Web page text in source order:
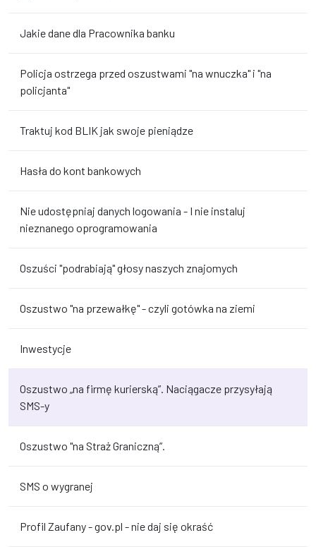
Jakie dane dla Pracownika banku
Policja ostrzega przed oszustwami "na wnuczka" i "na
policjanta"
Traktuj kod BLIK jak swoje pieniądze
Hasła do kont bankowych
Nie udostępniaj danych logowania - I nie instaluj
nieznanego oprogramowania
Oszuści "podrabiają" głosy naszych znajomych
Oszustwo "na przewałkę" - czyli gotówka na ziemi
Inwestycje
Oszustwo „na firmę kurierską”. Naciągacze przysyłają
SMS-y
Oszustwo "na Straż Graniczną”.
SMS o wygranej
Profil Zaufany - gov.pl - nie daj się okraść